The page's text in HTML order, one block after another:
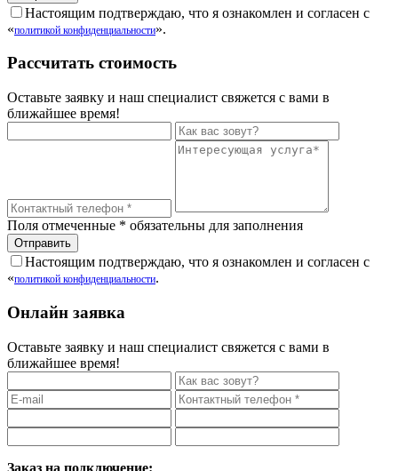
Настоящим подтверждаю, что я ознакомлен и согласен с
«политикой конфиденциальности».
Рассчитать стоимость
Оставьте заявку и наш специалист свяжется с вами в
ближайшее время!
Поля отмеченные * обязательны для заполнения
Настоящим подтверждаю, что я ознакомлен и согласен с
«политикой конфиденциальности.
Онлайн заявка
Оставьте заявку и наш специалист свяжется с вами в
ближайшее время!
Заказ на подключение: